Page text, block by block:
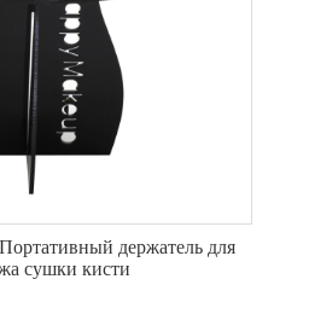
держатель для
сушки кисти